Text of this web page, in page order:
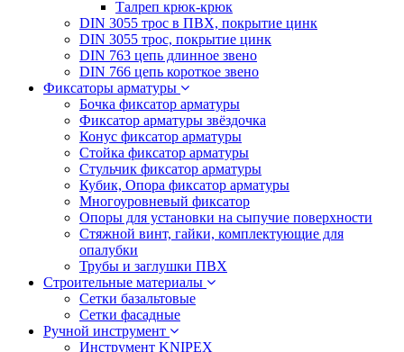
Талреп крюк-крюк
DIN 3055 трос в ПВХ, покрытие цинк
DIN 3055 трос, покрытие цинк
DIN 763 цепь длинное звено
DIN 766 цепь короткое звено
Фиксаторы арматуры
Бочка фиксатор арматуры
Фиксатор арматуры звёздочка
Конус фиксатор арматуры
Стойка фиксатор арматуры
Стульчик фиксатор арматуры
Кубик, Опора фиксатор арматуры
Многоуровневый фиксатор
Опоры для установки на сыпучие поверхности
Стяжной винт, гайки, комплектующие для
опалубки
Трубы и заглушки ПВХ
Строительные материалы
Сетки базальтовые
Сетки фасадные
Ручной инструмент
Инструмент KNIPEX